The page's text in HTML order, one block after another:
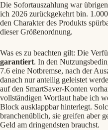
Die Sofortauszahlung war
ich 2026 zurückgekehrt bin.
den Charakter des Produkts
dieser Größenordnung.
Was es zu beachten gilt: Die
garantiert. In den
7.6 eine Notbremse, nach der
danach nur anteilig geleistet
auf den SmartSaver-Konten
vollständigen Wortlaut habe ich
Block ausklappbar hinterlegt.
branchenüblich, sie greifen aber
Geld am dringendsten brauchst.